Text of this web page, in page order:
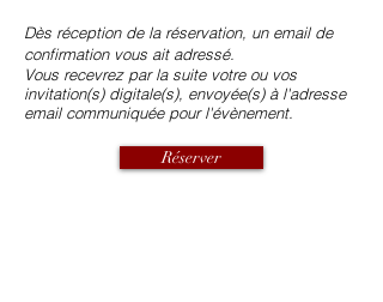
Dès réception de la réservation, un email de
confirmation vous ait adressé.
Vous recevrez par la suite votre ou vos
invitation(s) digitale(s), envoyée(s) à l'adresse
email communiquée pour l'évènement.
Réserver